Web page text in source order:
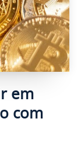
em
com